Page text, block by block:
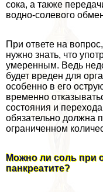
сока, а также
водно-солевого
При ответе на
нужно знать, что
умеренным. Ведь
будет вреден для
особенно в его
временно
состояния и
обязательно должна
ограниченном
Можно ли соль при
панкреатите?